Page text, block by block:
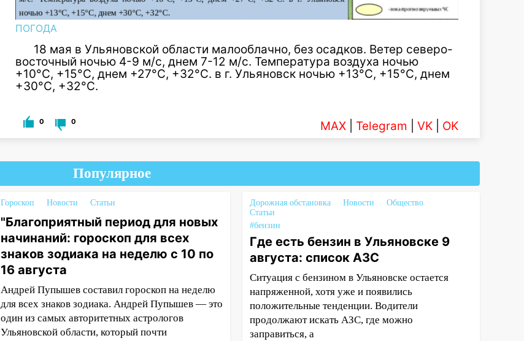
ПОГОДА
18 мая в Ульяновской области малооблачно, без осадков. Ветер северо-
восточный ночью 4-9 м/с, днем 7-12 м/с. Температура воздуха ночью
+10°С, +15°С, днем +27°С, +32°С. в г. Ульяновск ночью +13°С, +15°С, днем
+30°С, +32°С.
0 0 MAX Telegram VK OK
Популярное
Гороскоп Новости Статьи
"Благоприятный период для новых
начинаний: гороскоп для всех
знаков зодиака на неделю с 10 по
16 августа
Андрей Пупышев составил гороскоп на неделю
для всех знаков зодиака. Андрей Пупышев — это
один из самых авторитетных астрологов
Ульяновской области, который почти
Дорожная обстановка Новости
Общество
Статьи
#бензин
Где есть бензин в Ульяновске 9
августа: список АЗС
Ситуация с бензином в Ульяновске остается
напряженной, хотя уже и появились
положительные тенденции. Водители
продолжают искать АЗС, где можно
заправиться, а